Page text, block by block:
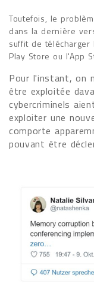
Toutefois, le
dans la dernière
suffit de
Play Store ou l'App
Pour l'instant, on
être exploitée
cybercriminels
exploiter une
comporte
pouvant être